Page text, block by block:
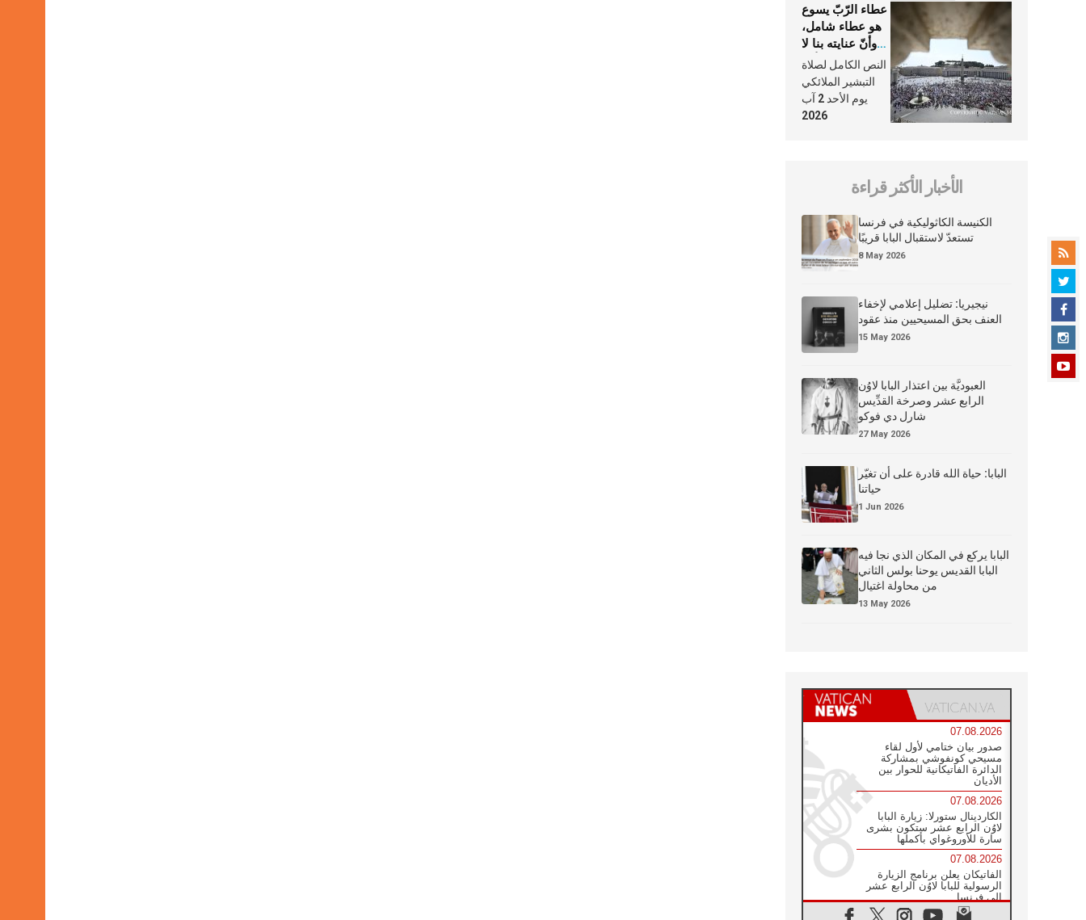
عطاء الرّبّ يسوع
هو عطاء شامل،
وأنّ عنايته بنا لا
تغيب عنّا أبدًا
النص الكامل لصلاة
التبشير الملائكي
يوم الأحد 2 آب
2026
الأخبار الأكثر قراءة
الكنيسة الكاثوليكية في فرنسا
تستعدّ لاستقبال البابا قريبًا
8 May 2026
نيجيريا: تضليل إعلامي لإخفاء
العنف بحق المسيحيين منذ عقود
15 May 2026
العبوديَّة بين اعتذار البابا لاوُن
الرابع عشر وصرخة القدِّيس
شارل دي فوكو
27 May 2026
البابا: حياة الله قادرة على أن تغيّر
حياتنا
1 Jun 2026
البابا يركع في المكان الذي نجا فيه
البابا القديس يوحنا بولس الثاني
من محاولة اغتيال
13 May 2026
07.08.2026
صدور بيان ختامي لأول لقاء
مسيحي كونفوشي بمشاركة
الدائرة الفاتيكانية للحوار بين
الأديان
07.08.2026
الكاردينال ستورلا: زيارة البابا
لاوُن الرابع عشر ستكون بشرى
سارة للأوروغواي بأكملها
07.08.2026
الفاتيكان يعلن برنامج الزيارة
الرسولية للبابا لاوُن الرابع عشر
إلى فرنسا
07.08.2026